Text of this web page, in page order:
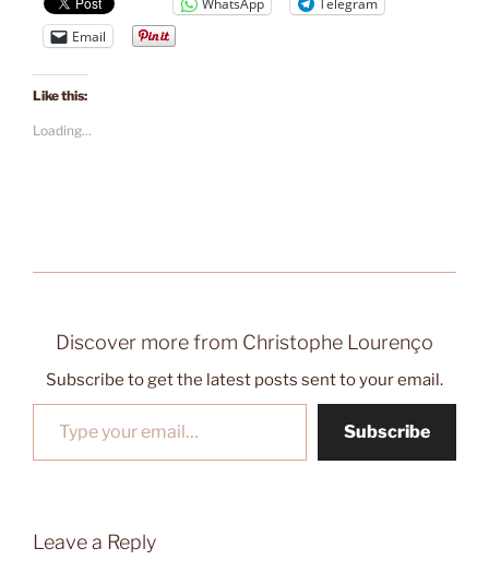
Email
Like this:
Loading...
Discover more from Christophe Lourenço
Subscribe to get the latest posts sent to your email.
Type your email…
Subscribe
Leave a Reply